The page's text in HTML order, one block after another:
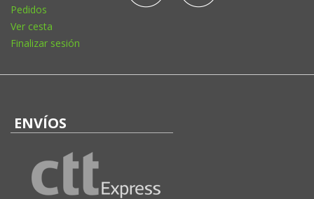
Pedidos
Ver cesta
Finalizar sesión
ENVÍOS